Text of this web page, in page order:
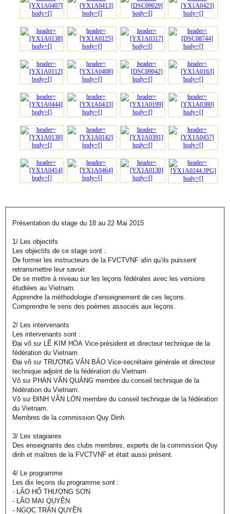
Présentation du stage du 18 au 22 Mai 2015
1/ Les objectifs
Les objectifs de ce stage sont :
De former les instructeurs de la FVCTVNF afin qu’ils puissent
retransmettre leur savoir.
De se mettre à niveau sur les leçons fédérales avec les versions
étudiées au Vietnam.
Apprendre la méthodologie d’enseignement de ces leçons.
Comprendre le sens des poèmes associés aux leçons.
2/ Les intervenants
Les intervenants sont :
Đại võ sư LÊ KIM HÒA Vice-président et directeur technique de la
fédération du Vietnam.
Đại võ sư TRƯƠNG VĂN BẢO Vice-secrétaire générale et directeur
technique adjoint de la fédération du Vietnam
Võ sư PHAN VĂN QUẢNG membre du conseil technique de la
fédération du Vietnam.
Võ sư ĐINH VĂN LỚN membre du conseil technique de la fédération
du Vietnam.
Membres de la commission Quy Dinh
3/ Les stagiaires
Des enseignants des clubs membres, experts de la commission Quy
dinh et maîtres de la FVCTVNF et était aussi présent.
4/ Le programme
Les dix leçons du programme sont :
- LÃO HỔ THƯỢNG SƠN
- LÃO MAI QUYỀN
- NGỌC TRẢN QUYỀN